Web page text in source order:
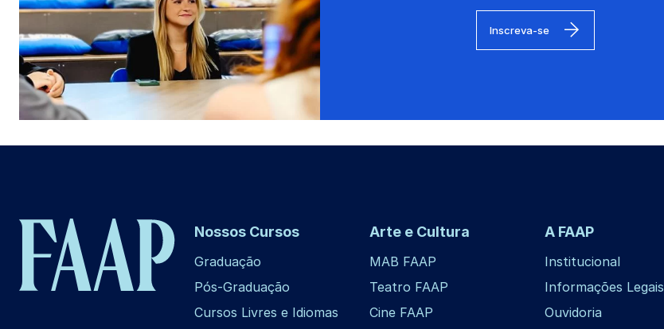
Inscreva-se
Nossos Cursos
Graduação
Pós-Graduação
Cursos Livres e Idiomas
Arte e Cultura
MAB FAAP
Teatro FAAP
Cine FAAP
A FAAP
Institucional
Informações Legais
Ouvidoria